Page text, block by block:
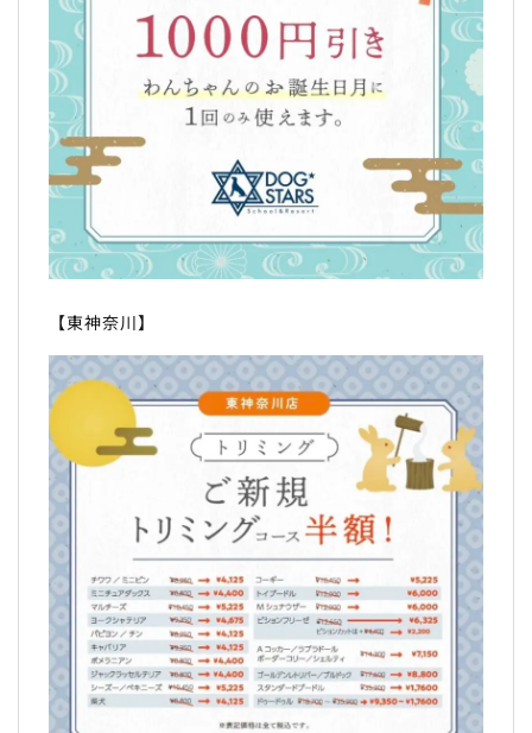
【東神奈川】